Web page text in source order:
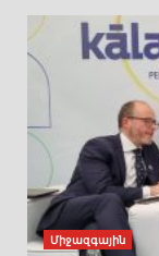
Միջազգային